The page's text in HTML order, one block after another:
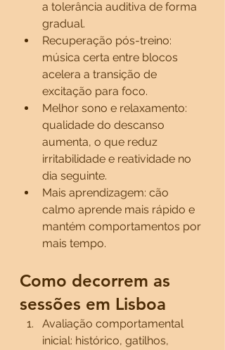
a tolerância auditiva de forma
gradual.
Recuperação pós-treino:
música certa entre blocos
acelera a transição de
excitação para foco.
Melhor sono e relaxamento:
qualidade do descanso
aumenta, o que reduz
irritabilidade e reatividade no
dia seguinte.
Mais aprendizagem: cão
calmo aprende mais rápido e
mantém comportamentos por
mais tempo.
Como decorrem as
sessões em Lisboa
Avaliação comportamental
inicial: histórico, gatilhos,